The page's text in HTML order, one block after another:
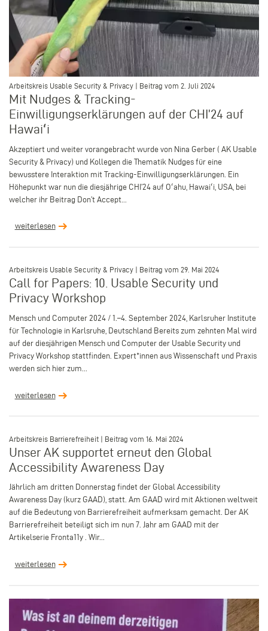
Arbeitskreis Usable Security & Privacy | Beitrag vom 2. Juli 2024
Mit Nudges & Tracking-
Einwilligungserklärungen auf der CHI’24 auf
Hawaiʻi
Akzeptiert und weiter vorangebracht wurde von Nina Gerber ( AK Usable
Security & Privacy) und Kollegen die Thematik Nudges für eine
bewusstere Interaktion mit Tracking-Einwilligungserklärungen. Ein
Höhepunkt war nun die diesjährige CHI’24 auf Oʻahu, Hawaiʻi, USA, bei
welcher ihr Beitrag Don’t Accept...
weiterlesen
Arbeitskreis Usable Security & Privacy | Beitrag vom 29. Mai 2024
Call for Papers: 10. Usable Security und
Privacy Workshop
Mensch und Computer 2024 / 1.–4. September 2024, Karlsruher Institute
für Technologie in Karlsruhe, Deutschland Bereits zum zehnten Mal wird
auf der diesjährigen Mensch und Computer der Usable Security und
Privacy Workshop stattfinden. Expert*innen aus Wissenschaft und Praxis
werden sich hier zum...
weiterlesen
Arbeitskreis Barrierefreiheit | Beitrag vom 16. Mai 2024
Unser AK supportet erneut den Global
Accessibility Awareness Day
Jährlich am dritten Donnerstag findet der Global Accessibility
Awareness Day (kurz GAAD), statt. Am GAAD wird mit Aktionen weltweit
auf die Bedeutung von Barrierefreiheit aufmerksam gemacht. Der AK
Barrierefreiheit beteiligt sich im nun 7. Jahr am GAAD mit der
Artikelserie Fronta11y . Wir...
weiterlesen